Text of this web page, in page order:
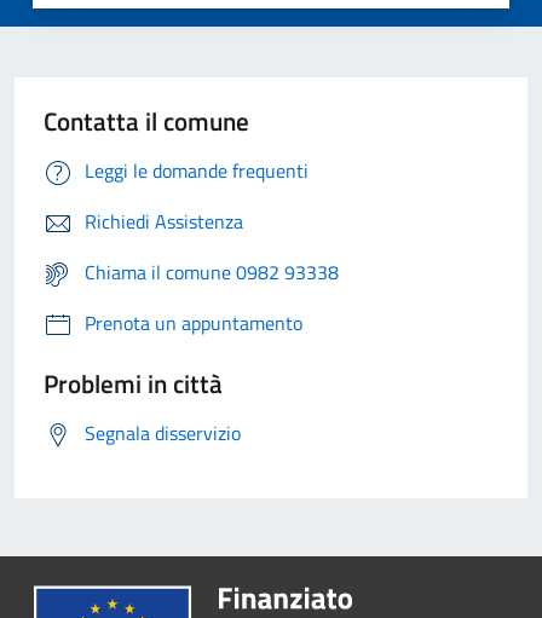
Contatta il comune
Leggi le domande frequenti
Richiedi Assistenza
Chiama il comune 0982 93338
Prenota un appuntamento
Problemi in città
Segnala disservizio